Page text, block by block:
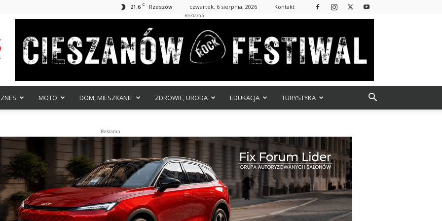
21.6 C Rzeszów czwartek, 6 sierpnia, 2026 Kontakt
Reklama
MOTO DOM, MIESZKANIE ZDROWIE, URODA EDUKACJA TURYSTYKA
Reklama